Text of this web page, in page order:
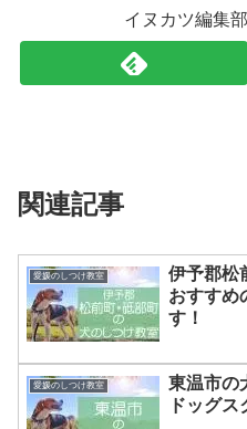
イヌカツ編集
関連記事
愛媛のしつけ教室
伊予郡松
おすすめ
す！
愛媛のしつけ教室
東温市の
ドッグス